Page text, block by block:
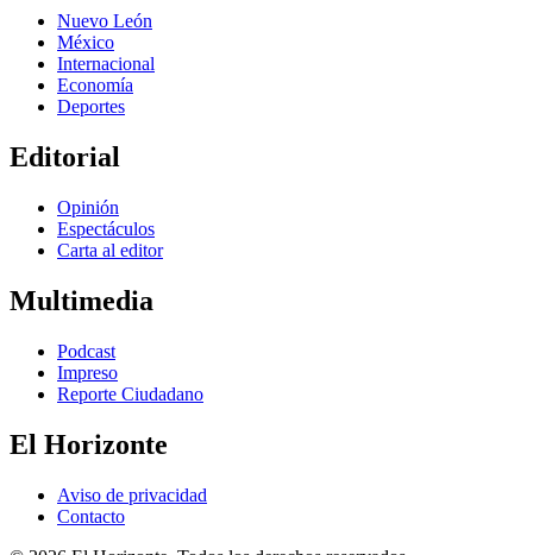
Nuevo León
México
Internacional
Economía
Deportes
Editorial
Opinión
Espectáculos
Carta al editor
Multimedia
Podcast
Impreso
Reporte Ciudadano
El Horizonte
Aviso de privacidad
Contacto